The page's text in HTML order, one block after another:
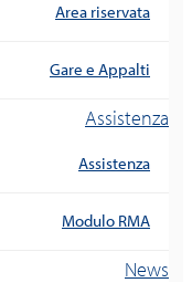
Area riservata
Gare e Appalti
Assistenza
Assistenza
Modulo RMA
News